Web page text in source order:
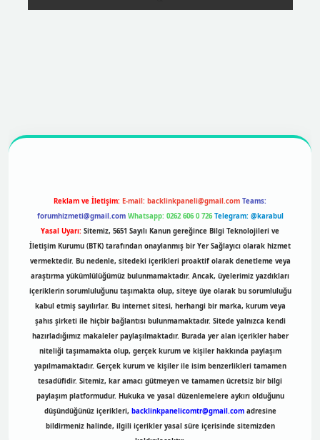
Reklam ve İletişim: E-mail: backlinkpaneli@gmail.com Teams:
forumhizmeti@gmail.com Whatsapp: 0262 606 0 726 Telegram: @karabul
Yasal Uyarı: Sitemiz, 5651 Sayılı Kanun gereğince Bilgi Teknolojileri ve
İletişim Kurumu (BTK) tarafından onaylanmış bir Yer Sağlayıcı olarak hizmet
vermektedir. Bu nedenle, sitedeki içerikleri proaktif olarak denetleme veya
araştırma yükümlülüğümüz bulunmamaktadır. Ancak, üyelerimiz yazdıkları
içeriklerin sorumluluğunu taşımakta olup, siteye üye olarak bu sorumluluğu
kabul etmiş sayılırlar. Bu internet sitesi, herhangi bir marka, kurum veya
şahıs şirketi ile hiçbir bağlantısı bulunmamaktadır. Sitede yalnızca kendi
hazırladığımız makaleler paylaşılmaktadır. Burada yer alan içerikler haber
niteliği taşımamakta olup, gerçek kurum ve kişiler hakkında paylaşım
yapılmamaktadır. Gerçek kurum ve kişiler ile isim benzerlikleri tamamen
tesadüfidir. Sitemiz, kar amacı gütmeyen ve tamamen ücretsiz bir bilgi
paylaşım platformudur. Hukuka ve yasal düzenlemelere aykırı olduğunu
düşündüğünüz içerikleri, backlinkpanelicomtr@gmail.comadresine
bildirmeniz halinde, ilgili içerikler yasal süre içerisinde sitemizden